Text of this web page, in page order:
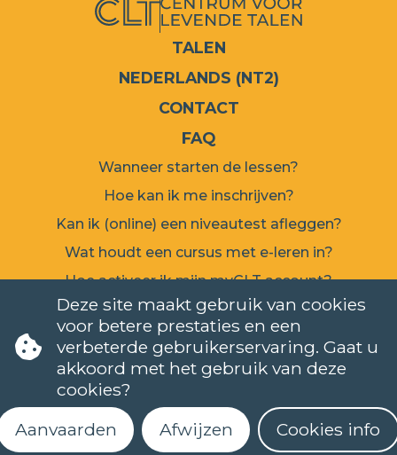
TALEN
NEDERLANDS (NT2)
CONTACT
FAQ
Wanneer starten de lessen?
Hoe kan ik me inschrijven?
Kan ik (online) een niveautest afleggen?
Wat houdt een cursus met e-leren in?
Hoe activeer ik mijn myCLT account?
Welk cursusmateriaal moet ik aankopen?
Hoe kan ik mijn certificaat aanvragen?
COOKIES PRIVACYBELEID NIEUWSBRIEF
NIEUWSBRIEF
NEDERLANDS (NT2)
STEL EEN VRAAG
Deze site maakt gebruik van cookies
voor betere prestaties en een
verbeterde gebruikerservaring. Gaat u
akkoord met het gebruik van deze
cookies?
Aanvaarden
Afwijzen Cookies info